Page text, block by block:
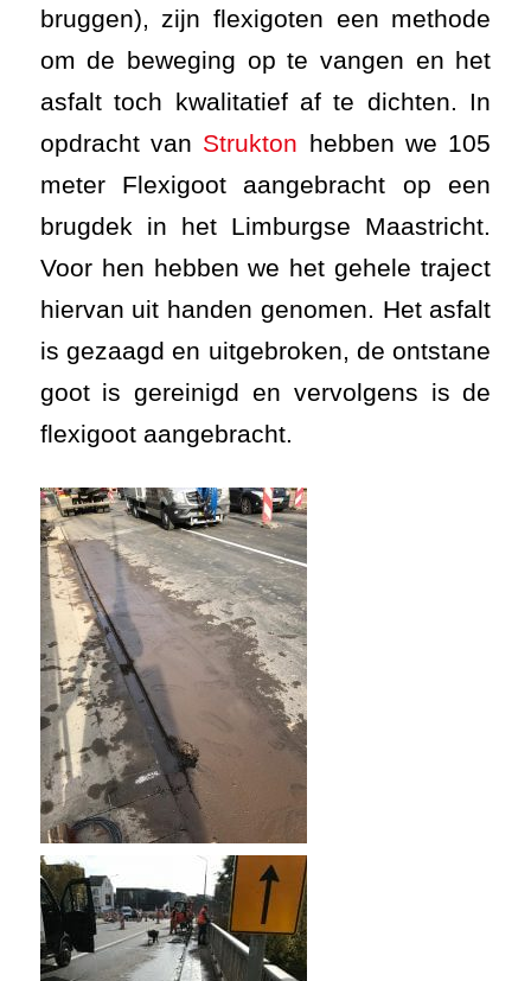
bruggen), zijn flexigoten een methode
om de beweging op te vangen en het
asfalt toch kwalitatief af te dichten. In
opdracht van Strukton hebben we 105
meter Flexigoot aangebracht op een
brugdek in het Limburgse Maastricht.
Voor hen hebben we het gehele traject
hiervan uit handen genomen. Het asfalt
is gezaagd en uitgebroken, de ontstane
goot is gereinigd en vervolgens is de
flexigoot aangebracht.